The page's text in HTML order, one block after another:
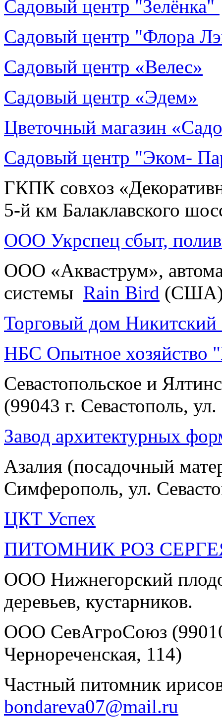
Садовый центр "Зелёнка"
Садовый центр "Флора
Садовый центр «Велес»
Садовый центр «Эдем»
Цветочный магазин
Садовый центр "Эком-
ГКПК совхоз
5-й км Балаклавского
ООО Укрспец сбыт,
ООО «Акваструм»,
системы Rain Bird
Торговый дом Никитский
НБС Опытное хозяйство
Севастопольское и
(99043 г. Севастополь,
Завод архитектурных
Азалия (посадочный
Симферополь, ул.
ЦКТ Успех
ПИТОМНИК РОЗ
ООО Нижнегорский
деревьев, кустарников.
ООО СевАгроСоюз
Чернореченская, 114)
Частный питомник
bondareva07@mail.ru